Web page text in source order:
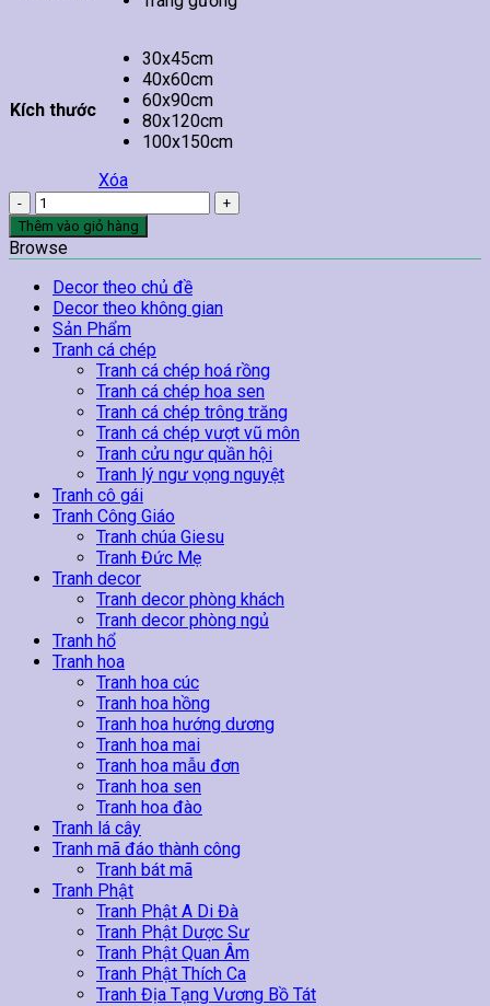
Kích thước
30x45cm
40x60cm
60x90cm
80x120cm
100x150cm
Xóa
Tranh
Chúa
Jesus
Bên
Đàn
Cừu
số
lượng
Thêm vào giỏ hàng
Browse
Decor theo chủ đề
Decor theo không gian
Sản Phẩm
Tranh cá chép
Tranh cá chép hoá rồng
Tranh cá chép hoa sen
Tranh cá chép trông trăng
Tranh cá chép vượt vũ môn
Tranh cửu ngư quần hội
Tranh lý ngư vọng nguyệt
Tranh cô gái
Tranh Công Giáo
Tranh chúa Giesu
Tranh Đức Mẹ
Tranh decor
Tranh decor phòng khách
Tranh decor phòng ngủ
Tranh hổ
Tranh hoa
Tranh hoa cúc
Tranh hoa hồng
Tranh hoa hướng dương
Tranh hoa mai
Tranh hoa mẫu đơn
Tranh hoa sen
Tranh hoa đào
Tranh lá cây
Tranh mã đáo thành công
Tranh bát mã
Tranh Phật
Tranh Phật A Di Đà
Tranh Phật Dược Sư
Tranh Phật Quan Âm
Tranh Phật Thích Ca
Tranh Địa Tạng Vương Bồ Tát